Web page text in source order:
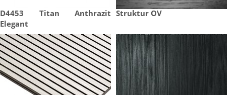
D4453 Titan Anthrazit
Elegant
Struktur OV